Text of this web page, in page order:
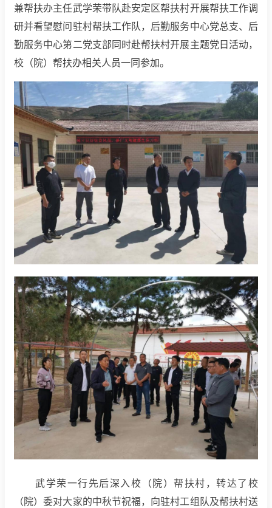
兼帮扶办主任武学荣带队赴安定区帮扶村开展帮扶工作调
研并看望慰问驻村帮扶工作队 ，后勤服务中心党总支、后
勤服务中心第二党支部同时赴帮扶村开展主题党日活动，
校（院）帮扶办相关人员一同参加。
武学荣一行先后深入校（院）帮扶村，转达了校
（院）委对大家的中秋节祝福，向驻村工组队及帮扶村送